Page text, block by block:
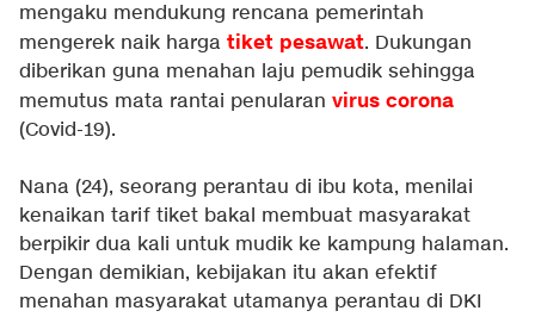
mengaku mendukung rencana pemerintah
mengerek naik harga tiket pesawat. Dukungan
diberikan guna menahan laju pemudik sehingga
memutus mata rantai penularan virus corona
(Covid-19).
Nana (24), seorang perantau di ibu kota, menilai
kenaikan tarif tiket bakal membuat masyarakat
berpikir dua kali untuk mudik ke kampung halaman.
Dengan demikian, kebijakan itu akan efektif
menahan masyarakat utamanya perantau di DKI